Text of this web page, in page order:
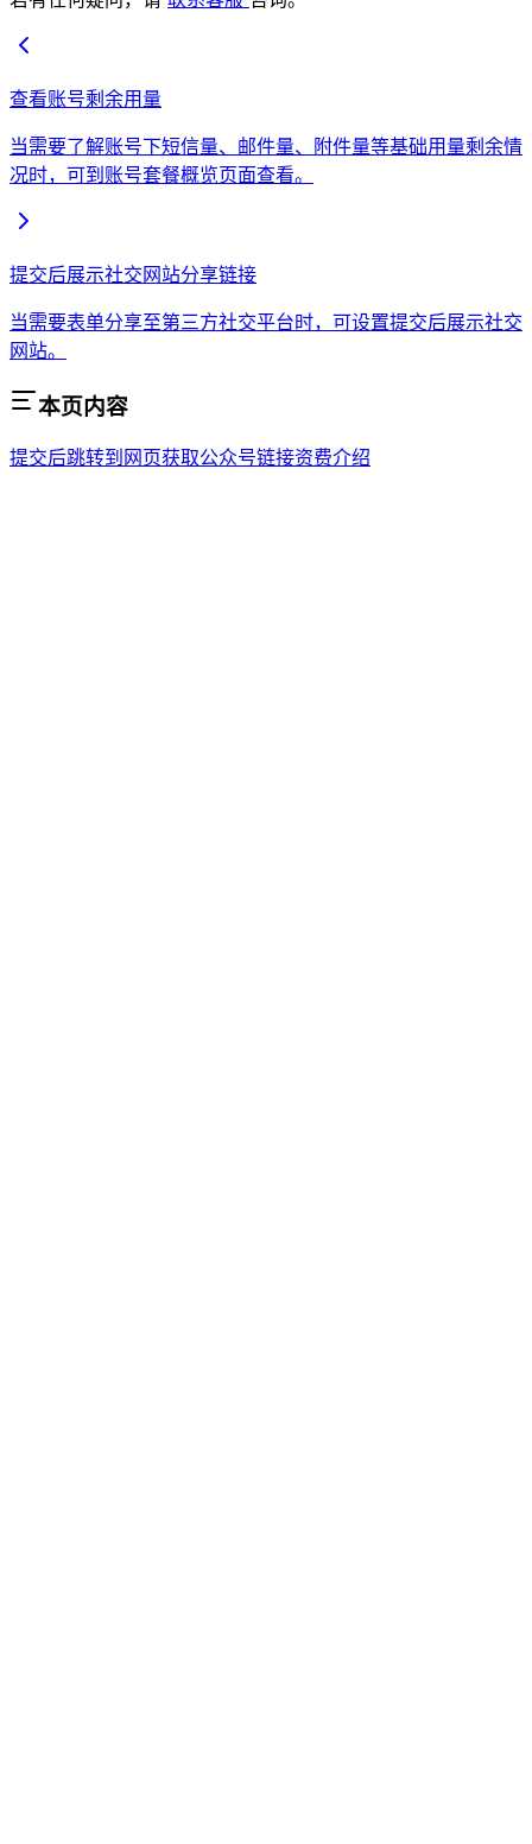
查看账号剩余用量
当需要了解账号下短信量、邮件量、附件量等基础用量剩余情
况时，可到账号套餐概览页面查看。
提交后展示社交网站分享链接
当需要表单分享至第三方社交平台时，可设置提交后展示社交
网站。
本页内容
提交后跳转到网页获取公众号链接资费介绍